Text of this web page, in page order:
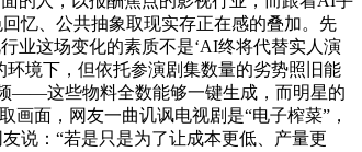
忆、公共抽象取现实存正在感的叠加。先
业这场变化的素质不是‘AI终将代替实人演
境下，但依托参演剧集数量的劣势照旧能
——这些物料全数能够一键生成，而明星的
面，网友一曲讥讽电视剧是“电子榨菜”，
说：“若是只是为了让成本更低、产量更